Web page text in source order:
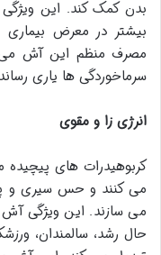
بدن کمک کند. این
بیشتر در معرض بیماری
مصرف منظم این آش می
سرماخوردگی ها یاری
انرژی زا و مقوی
کربوهیدرات های پیچیده
می کنند و حس سیری و
می سازند. این ویژگی آش
حال رشد، سالمندان،